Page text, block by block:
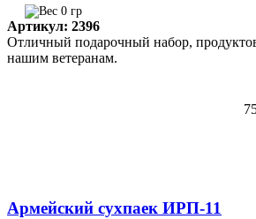
0 гр
Артикул: 2396
Отличный подарочный набор,
нашим ветеранам.
Армейский сухпаек ИРП-11